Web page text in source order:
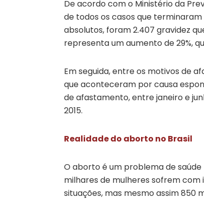
De acordo com o Ministério da
de todos os casos que terminaram
absolutos, foram 2.407 gravidez
representa um aumento de 29%,
Em seguida, entre os motivos de
que aconteceram por causa
de afastamento, entre janeiro e
2015.
Realidade do aborto no Brasil
O aborto é um problema de saúde
milhares de mulheres sofrem com
situações, mas mesmo assim 850